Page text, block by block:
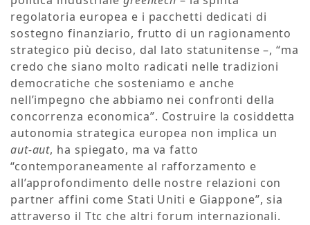
regolatoria europea e i pacchetti dedicati di
sostegno finanziario, frutto di un ragionamento
strategico più deciso, dal lato statunitense –, “ma
credo che siano molto radicati nelle tradizioni
democratiche che sosteniamo e anche
nell’impegno che abbiamo nei confronti della
concorrenza economica”. Costruire la cosiddetta
autonomia strategica europea non implica un
aut-aut, ha spiegato, ma va fatto
“contemporaneamente al rafforzamento e
all’approfondimento delle nostre relazioni con
partner affini come Stati Uniti e Giappone”, sia
attraverso il Ttc che altri forum internazionali.